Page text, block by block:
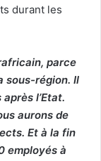
durant les
parce
sous-région. Il
l’Etat.
aurons de
Et à la fin
employés à